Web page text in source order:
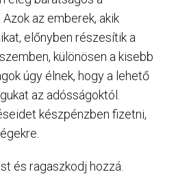
az emberek, akik
előnyben részesítik a
különösen a kisebb
úgy élnek, hogy a lehető
az adósságoktól.
készpénzben fizetni,
és ragaszkodj hozzá.